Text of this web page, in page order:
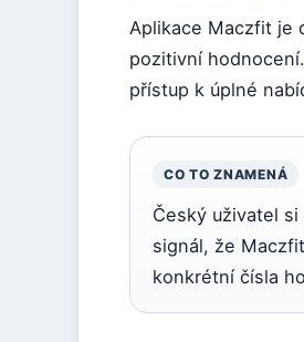
Aplikace Maczfit je
pozitivní
přístup k úplné
CO TO ZNAMENÁ
Český uživatel
signál, že
konkrétní čísla